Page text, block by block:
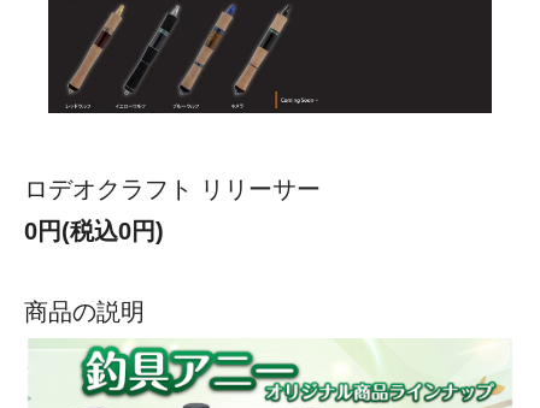
ロデオクラフト リリーサー
0円(税込0円)
商品の説明